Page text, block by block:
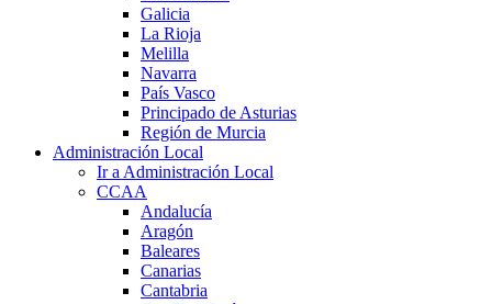
Galicia
La Rioja
Melilla
Navarra
País Vasco
Principado de Asturias
Región de Murcia
Administración Local
Ir a Administración Local
CCAA
Andalucía
Aragón
Baleares
Canarias
Cantabria